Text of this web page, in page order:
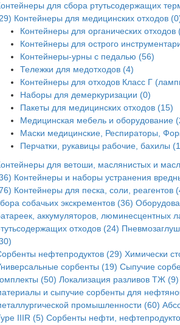
для сбора ртутьсодержащих
Контейнеры для медицинских отходов
Контейнеры для органических отходов
Контейнеры для острого
Контейнеры-урны с педалью (56)
Тележки для медотходов (4)
Контейнеры для отходов Класс Г
Наборы для демеркуризации (0)
Пакеты для медицинских отходов (15)
Медицинская мебель и оборудование
Маски медицинские, Респираторы,
Перчатки, рукавицы рабочие, бахилы
для ветоши, маслянистых и
Контейнеры и наборы устранения
Контейнеры для песка, соли, реагентов
собачьих экскрементов (36)
аккумуляторов, люминесцентных
отходов (24)
нефтепродуктов (29) Химически
сорбенты (19) Сыпучие
(50) Локализация разливов ТЖ (9)
и сыпучие сорбенты для
промышленности (60)
IIIR (5) Cорбенты нефти,